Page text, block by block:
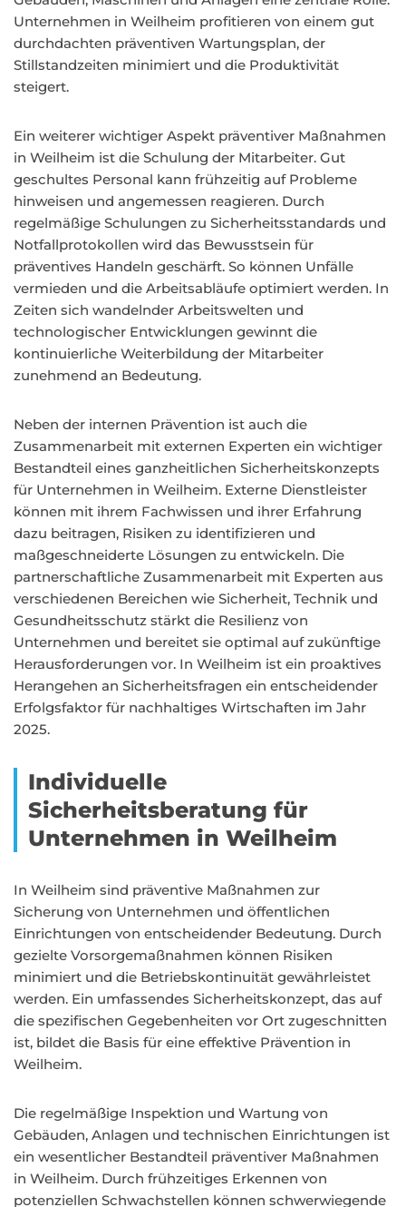
Unternehmen in Weilheim profitieren von einem gut
durchdachten präventiven Wartungsplan, der
Stillstandzeiten minimiert und die Produktivität
steigert.
Ein weiterer wichtiger Aspekt präventiver Maßnahmen
in Weilheim ist die Schulung der Mitarbeiter. Gut
geschultes Personal kann frühzeitig auf Probleme
hinweisen und angemessen reagieren. Durch
regelmäßige Schulungen zu Sicherheitsstandards und
Notfallprotokollen wird das Bewusstsein für
präventives Handeln geschärft. So können Unfälle
vermieden und die Arbeitsabläufe optimiert werden. In
Zeiten sich wandelnder Arbeitswelten und
technologischer Entwicklungen gewinnt die
kontinuierliche Weiterbildung der Mitarbeiter
zunehmend an Bedeutung.
Neben der internen Prävention ist auch die
Zusammenarbeit mit externen Experten ein wichtiger
Bestandteil eines ganzheitlichen Sicherheitskonzepts
für Unternehmen in Weilheim. Externe Dienstleister
können mit ihrem Fachwissen und ihrer Erfahrung
dazu beitragen, Risiken zu identifizieren und
maßgeschneiderte Lösungen zu entwickeln. Die
partnerschaftliche Zusammenarbeit mit Experten aus
verschiedenen Bereichen wie Sicherheit, Technik und
Gesundheitsschutz stärkt die Resilienz von
Unternehmen und bereitet sie optimal auf zukünftige
Herausforderungen vor. In Weilheim ist ein proaktives
Herangehen an Sicherheitsfragen ein entscheidender
Erfolgsfaktor für nachhaltiges Wirtschaften im Jahr
2025.
Individuelle
Sicherheitsberatung für
Unternehmen in Weilheim
In Weilheim sind präventive Maßnahmen zur
Sicherung von Unternehmen und öffentlichen
Einrichtungen von entscheidender Bedeutung. Durch
gezielte Vorsorgemaßnahmen können Risiken
minimiert und die Betriebskontinuität gewährleistet
werden. Ein umfassendes Sicherheitskonzept, das auf
die spezifischen Gegebenheiten vor Ort zugeschnitten
ist, bildet die Basis für eine effektive Prävention in
Weilheim.
Die regelmäßige Inspektion und Wartung von
Gebäuden, Anlagen und technischen Einrichtungen ist
ein wesentlicher Bestandteil präventiver Maßnahmen
in Weilheim. Durch frühzeitiges Erkennen von
potenziellen Schwachstellen können schwerwiegende